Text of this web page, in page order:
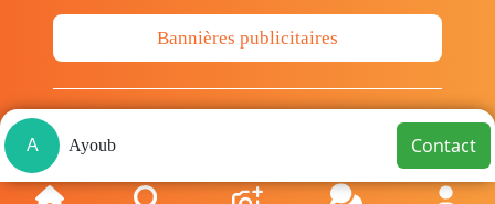
A Ayoub Contact
Bannières publicitaires
© Copyright 2014-2026 Cava.tn Limited Tous